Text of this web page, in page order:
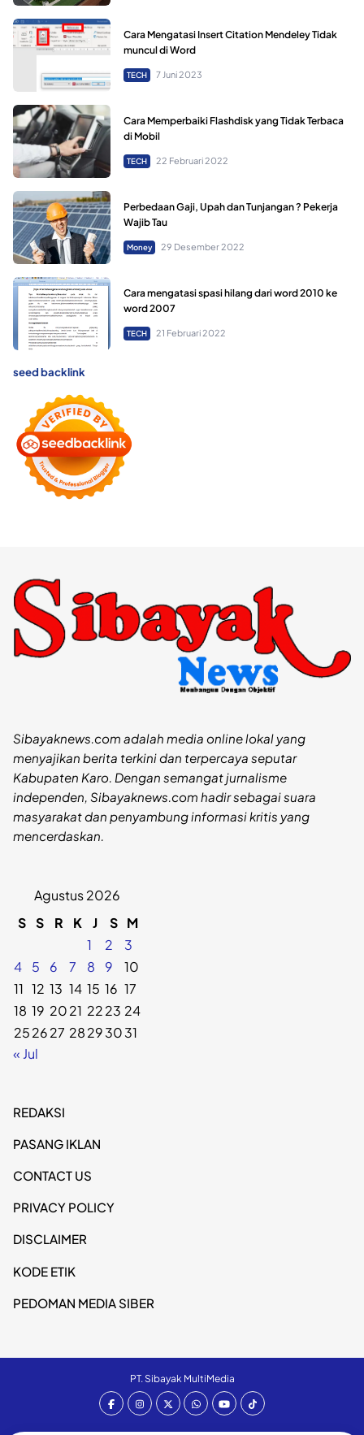
Cara Mengatasi Insert Citation Mendeley Tidak
muncul di Word
TECH 7 Juni 2023
Cara Memperbaiki Flashdisk yang Tidak Terbaca
di Mobil
TECH 22 Februari 2022
Perbedaan Gaji, Upah dan Tunjangan ? Pekerja
Wajib Tau
Money 29 Desember 2022
Cara mengatasi spasi hilang dari word 2010 ke
word 2007
TECH 21 Februari 2022
seed backlink
Sibayaknews.com adalah media online lokal yang
menyajikan berita terkini dan terpercaya seputar
Kabupaten Karo. Dengan semangat jurnalisme
independen, Sibayaknews.com hadir sebagai suara
masyarakat dan penyambung informasi kritis yang
mencerdaskan.
Agustus 2026
S S R K J S M
1
2
3
4
5 6 7 8 9
10
11 12 13 14 15 16 17
18 19 2021 2223 24
252627 28293031
« Jul
REDAKSI
PASANG IKLAN
CONTACT US
PRIVACY POLICY
DISCLAIMER
KODE ETIK
PEDOMAN MEDIA SIBER
PT. Sibayak MultiMedia